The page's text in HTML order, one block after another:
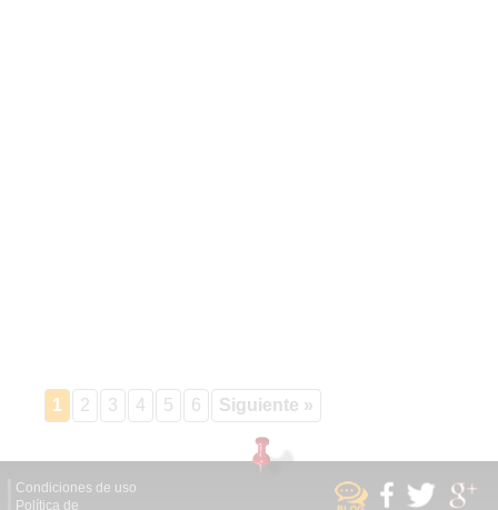
1 2 3 4 5 6 Siguiente »
Condiciones de uso
Política de